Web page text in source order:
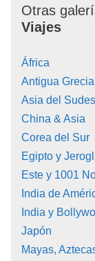
Otras
Viajes
África
Antigua Grecia
Asia del
China & Asia
Corea del Sur
Egipto y
Este y 1001
India de
India y
Japón
Mayas,